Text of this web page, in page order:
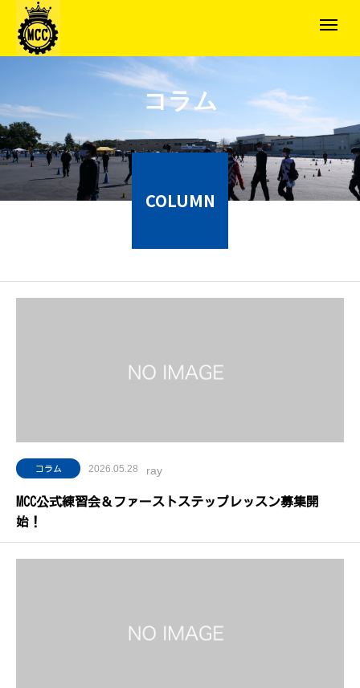
コラム
COLUMN
コラム 2026.05.28 ray
MCC公式練習会＆ファーストステップレッスン募集開
始！